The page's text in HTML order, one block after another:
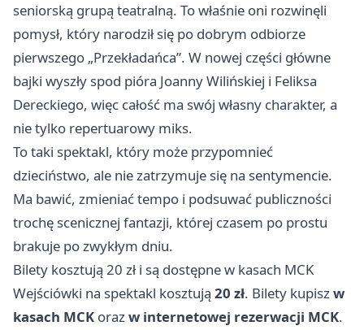
seniorską grupą teatralną. To właśnie oni rozwinęli
pomysł, który narodził się po dobrym odbiorze
pierwszego „Przekładańca”. W nowej części główne
bajki wyszły spod pióra Joanny Wilińskiej i Feliksa
Dereckiego, więc całość ma swój własny charakter, a
nie tylko repertuarowy miks.
To taki spektakl, który może przypomnieć
dzieciństwo, ale nie zatrzymuje się na sentymencie.
Ma bawić, zmieniać tempo i podsuwać publiczności
trochę scenicznej fantazji, której czasem po prostu
brakuje po zwykłym dniu.
Bilety kosztują 20 zł i są dostępne w kasach MCK
Wejściówki na spektakl kosztują 20 zł. Bilety kupiszw
kasach MCK orazw internetowej rezerwacji MCK.